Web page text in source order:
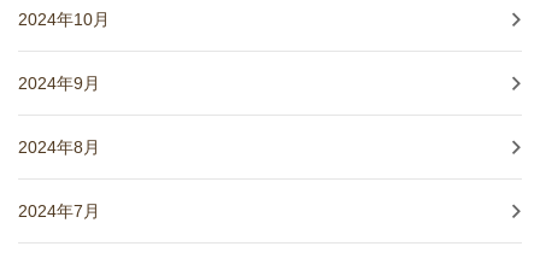
2024年10月
2024年9月
2024年8月
2024年7月